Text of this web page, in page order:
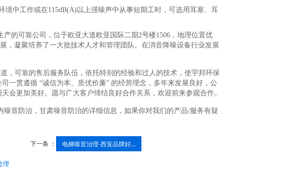
中工作或在115dB(A)以上强噪声中从事短期工时，可选用耳塞、耳
的可靠公司，位于欧亚大道欧亚国际二期2号楼1506，地理位置优
，凝聚培养了一大批技术人才和管理团队。在消音降噪设备行业发展
，可靠的售后服务队伍，依托特别的经验和过人的技术，使宇邦环保
一贯遵循 “诚信为本、质优价廉” 的经营理念，多年来发展良好，公
会更加美好。愿与广大客户缔结良好合作关系，欢迎前来参观合作。
音防治，甘肃噪音防治的详细信息，如果你对我们的产品/服务有疑
下一条 ： 电梯噪音治理-西安品牌好...
理